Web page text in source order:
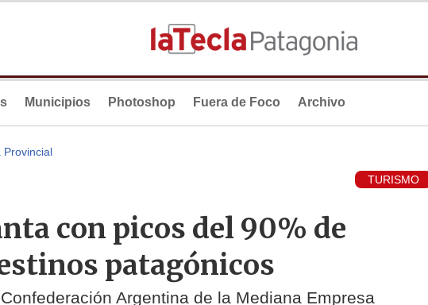
Municipios Photoshop Fuera de Foco Archivo
Provincial
TURISMO
con picos del 90% de
patagónicos
Argentina de la Mediana Empresa